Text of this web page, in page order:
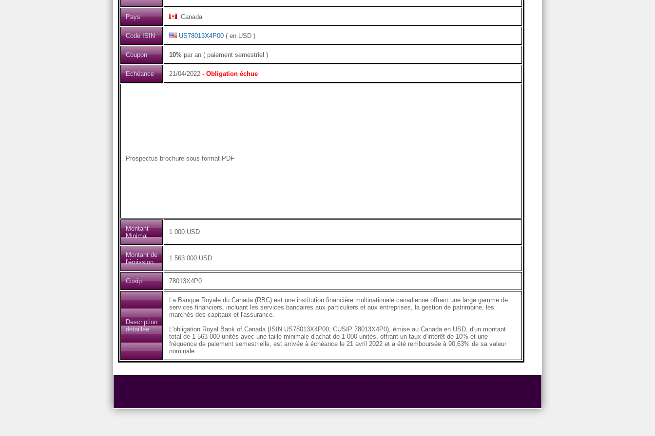
Pays Canada
Code ISIN US78013X4P00( en USD )
Coupon 10%par an ( paiement semestriel )
Echéance 21/04/2022- Obligation échue
Prospectus brochure sous format PDF
Montant
Minimal
1 000 USD
Montant de
l'émission
1 563 000 USD
Cusip 78013X4P0
Description
détaillée
La Banque Royale du Canada (RBC) est une institution financière multinationale canadienne offrant une large gamme de
services financiers, incluant les services bancaires aux particuliers et aux entreprises, la gestion de patrimoine, les
marchés des capitaux et l'assurance.
L'obligation Royal Bank of Canada (ISIN US78013X4P00, CUSIP 78013X4P0), émise au Canada en USD, d'un montant
total de 1 563 000 unités avec une taille minimale d'achat de 1 000 unités, offrant un taux d'intérêt de 10% et une
fréquence de paiement semestrielle, est arrivée à échéance le 21 avril 2022 et a été remboursée à 90,63% de sa valeur
nominale.